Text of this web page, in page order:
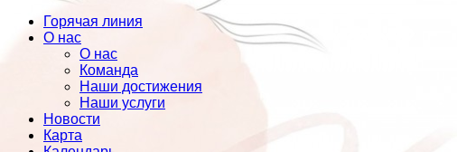
Горячая линия
О нас
О нас
Команда
Наши достижения
Наши услуги
Новости
Карта